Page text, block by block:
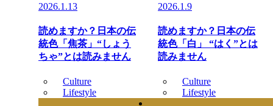
2026.1.13
読めますか？日本の伝
統色「焦茶」“しょう
ちゃ”とは読みません
Culture
Lifestyle
2026.1.9
読めますか？日本の伝
統色「白」 “はく”とは
読みません
Culture
Lifestyle